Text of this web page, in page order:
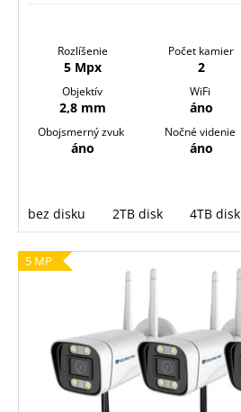
Rozlíšenie
5 Mpx
Počet kamier
2
Objektív
2,8 mm
WiFi
áno
Obojsmerný zvuk
áno
Nočné videnie
áno
bez disku 2TB disk 4TB disk
5 MP